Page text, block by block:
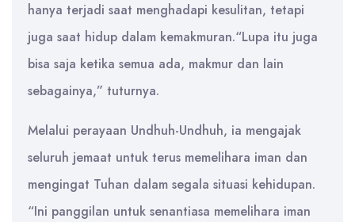
hanya terjadi saat menghadapi kesulitan, tetapi
juga saat hidup dalam kemakmuran.“Lupa itu juga
bisa saja ketika semua ada, makmur dan lain
sebagainya,” tuturnya.
Melalui perayaan Undhuh-Undhuh, ia mengajak
seluruh jemaat untuk terus memelihara iman dan
mengingat Tuhan dalam segala situasi kehidupan.
“Ini panggilan untuk senantiasa memelihara iman